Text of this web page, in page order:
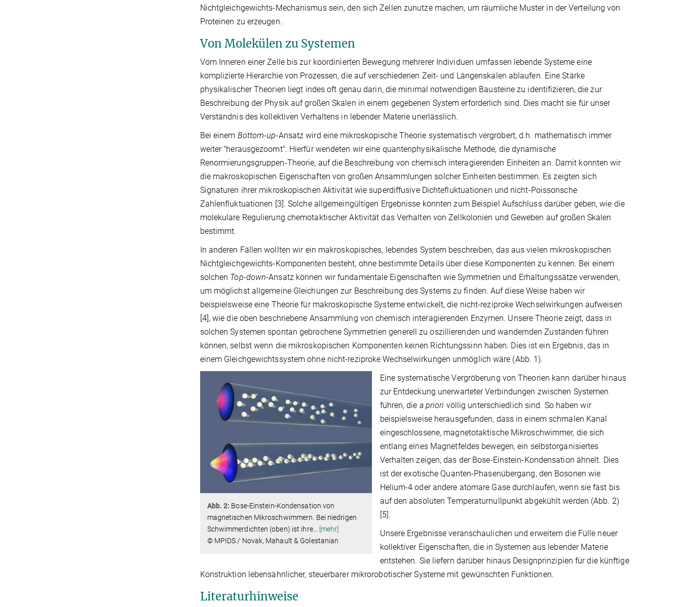
Nichtgleichgewichts-Mechanismus sein, den sich Zellen zunutze machen, um räumliche Muster in der Verteilung von
Proteinen zu erzeugen.
Von Molekülen zu Systemen
Vom Inneren einer Zelle bis zur koordinierten Bewegung mehrerer Individuen umfassen lebende Systeme eine
komplizierte Hierarchie von Prozessen, die auf verschiedenen Zeit- und Längenskalen ablaufen. Eine Stärke
physikalischer Theorien liegt indes oft genau darin, die minimal notwendigen Bausteine zu identifizieren, die zur
Beschreibung der Physik auf großen Skalen in einem gegebenen System erforderlich sind. Dies macht sie für unser
Verständnis des kollektiven Verhaltens in lebender Materie unerlässlich.
Bei einem Bottom-up-Ansatz wird eine mikroskopische Theorie systematisch vergröbert, d.h. mathematisch immer
weiter "herausgezoomt". Hierfür wendeten wir eine quantenphysikalische Methode, die dynamische
Renormierungsgruppen-Theorie, auf die Beschreibung von chemisch interagierenden Einheiten an. Damit konnten wir
die makroskopischen Eigenschaften von großen Ansammlungen solcher Einheiten bestimmen. Es zeigten sich
Signaturen ihrer mikroskopischen Aktivität wie superdiffusive Dichtefluktuationen und nicht-Poissonsche
Zahlenfluktuationen [3]. Solche allgemeingültigen Ergebnisse könnten zum Beispiel Aufschluss darüber geben, wie die
molekulare Regulierung chemotaktischer Aktivität das Verhalten von Zellkolonien und Geweben auf großen Skalen
bestimmt.
In anderen Fällen wollten wir ein makroskopisches, lebendes System beschreiben, das aus vielen mikroskopischen
Nichtgleichgewichts-Komponenten besteht, ohne bestimmte Details über diese Komponenten zu kennen. Bei einem
solchen Top-down-Ansatz können wir fundamentale Eigenschaften wie Symmetrien und Erhaltungssätze verwenden,
um möglichst allgemeine Gleichungen zur Beschreibung des Systems zu finden. Auf diese Weise haben wir
beispielsweise eine Theorie für makroskopische Systeme entwickelt, die nicht-reziproke Wechselwirkungen aufweisen
[4], wie die oben beschriebene Ansammlung von chemisch interagierenden Enzymen. Unsere Theorie zeigt, dass in
solchen Systemen spontan gebrochene Symmetrien generell zu oszillierenden und wandernden Zuständen führen
können, selbst wenn die mikroskopischen Komponenten keinen Richtungssinn haben. Dies ist ein Ergebnis, das in
einem Gleichgewichtssystem ohne nicht-reziproke Wechselwirkungen unmöglich wäre (Abb. 1).
Abb. 2: Bose-Einstein-Kondensation von
magnetischen Mikroschwimmern. Bei niedrigen
Schwimmerdichten (oben) ist ihre…
[mehr]
© MPIDS / Novak, Mahault & Golestanian
Eine systematische Vergröberung von Theorien kann darüber hinaus
zur Entdeckung unerwarteter Verbindungen zwischen Systemen
führen, die a priori völlig unterschiedlich sind. So haben wir
beispielsweise herausgefunden, dass in einem schmalen Kanal
eingeschlossene, magnetotaktische Mikroschwimmer, die sich
entlang eines Magnetfeldes bewegen, ein selbstorganisiertes
Verhalten zeigen, das der Bose-Einstein-Kondensation ähnelt. Dies
ist der exotische Quanten-Phasenübergang, den Bosonen wie
Helium-4 oder andere atomare Gase durchlaufen, wenn sie fast bis
auf den absoluten Temperaturnullpunkt abgekühlt werden (Abb. 2)
[5].
Unsere Ergebnisse veranschaulichen und erweitern die Fülle neuer
kollektiver Eigenschaften, die in Systemen aus lebender Materie
entstehen. Sie liefern darüber hinaus Designprinzipien für die künftige
Konstruktion lebensähnlicher, steuerbarer mikrorobotischer Systeme mit gewünschten Funktionen.
Literaturhinweise